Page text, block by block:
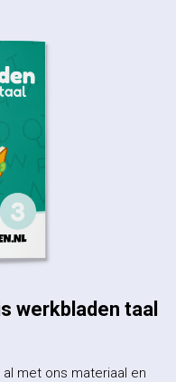
werkbladen taal
met ons materiaal en